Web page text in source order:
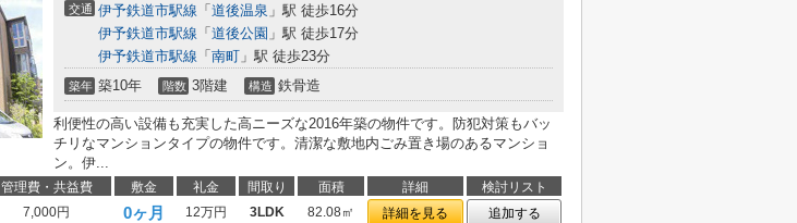
交通 伊予鉄道市駅線 「 道後温泉 」駅 徒歩16分
伊予鉄道市駅線 「 道後公園 」駅 徒歩17分
伊予鉄道市駅線 「 南町 」駅 徒歩23分
築年 築10年 階数 3階建 構造 鉄骨造
利便性の高い設備も充実した高ニーズな2016年築の物件です。防犯対策もバッ
チリなマンションタイプの物件です。清潔な敷地内ごみ置き場のあるマンショ
ン。伊...
管理費・共益費 敷金 礼金 間取り 面積 詳細
検討リスト
7,000円 0ヶ月 12万円 3LDK 82.08㎡ 詳細を見る 追加する